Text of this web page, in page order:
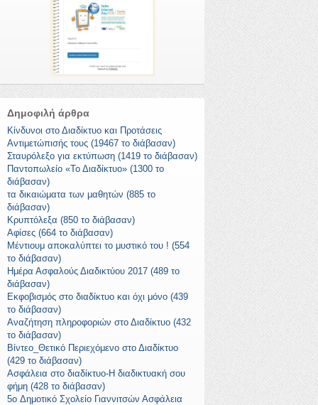
Δημοφιλή άρθρα
Κίνδυνοι στο Διαδίκτυο και Προτάσεις
Αντιμετώπισής τους (19467 το διάβασαν)
Σταυρόλεξο για εκτύπωση (1419 το διάβασαν)
Παντοπωλείο «Το Διαδίκτυο» (1300 το
διάβασαν)
τα δικαιώματα των μαθητών (885 το
διάβασαν)
Κρυπτόλεξα (850 το διάβασαν)
Αφίσες (664 το διάβασαν)
Μέντιουμ αποκαλύπτει το μυστικό του ! (554
το διάβασαν)
Ημέρα Ασφαλούς Διαδικτύου 2017 (489 το
διάβασαν)
Εκφοβισμός στο διαδίκτυο και όχι μόνο (439
το διάβασαν)
Αναζήτηση πληροφοριών στο Διαδίκτυο (432
το διάβασαν)
Βίντεο_Θετικό Περιεχόμενο στο Διαδίκτυο
(429 το διάβασαν)
Ασφάλεια στο διαδίκτυο-Η διαδικτυακή σου
φήμη (428 το διάβασαν)
5o Δημοτικό Σχολείο Γιαννιτσών Ασφάλεια